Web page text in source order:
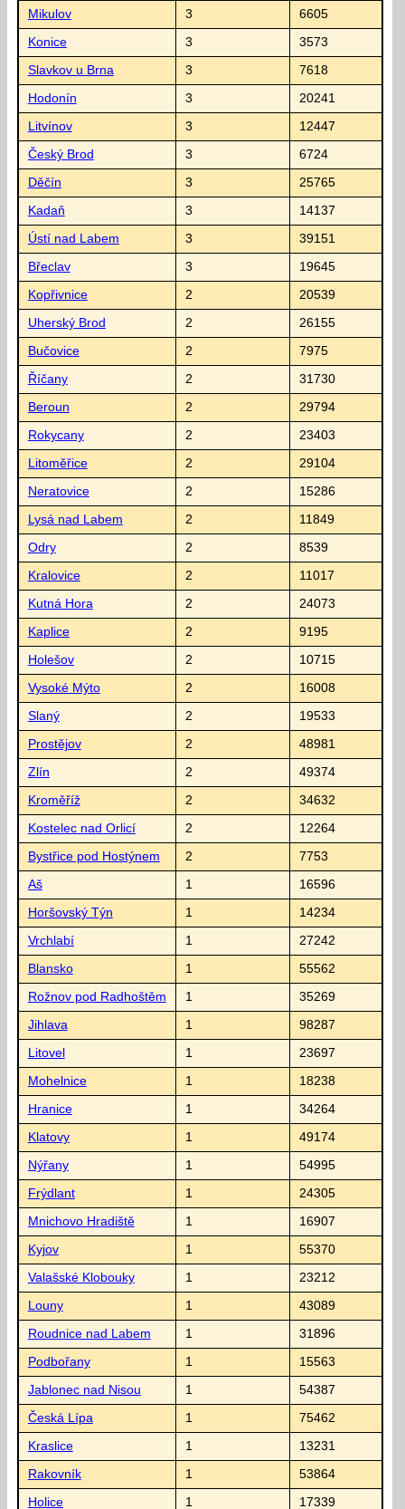
Mikulov 3 6605
Konice 3 3573
Slavkov u Brna 3 7618
Hodonín 3 20241
Litvínov 3 12447
Český Brod 3 6724
Děčín 3 25765
Kadaň 3 14137
Ústí nad Labem 3 39151
Břeclav 3 19645
Kopřivnice 2 20539
Uherský Brod 2 26155
Bučovice 2 7975
Říčany 2 31730
Beroun 2 29794
Rokycany 2 23403
Litoměřice 2 29104
Neratovice 2 15286
Lysá nad Labem 2 11849
Odry 2 8539
Kralovice 2 11017
Kutná Hora 2 24073
Kaplice 2 9195
Holešov 2 10715
Vysoké Mýto 2 16008
Slaný 2 19533
Prostějov 2 48981
Zlín 2 49374
Kroměříž 2 34632
Kostelec nad Orlicí 2 12264
Bystřice pod Hostýnem 2 7753
Aš 1 16596
Horšovský Týn 1 14234
Vrchlabí 1 27242
Blansko 1 55562
Rožnov pod Radhoštěm 1 35269
Jihlava 1 98287
Litovel 1 23697
Mohelnice 1 18238
Hranice 1 34264
Klatovy 1 49174
Nýřany 1 54995
Frýdlant 1 24305
Mnichovo Hradiště 1 16907
Kyjov 1 55370
Valašské Klobouky 1 23212
Louny 1 43089
Roudnice nad Labem 1 31896
Podbořany 1 15563
Jablonec nad Nisou 1 54387
Česká Lípa 1 75462
Kraslice 1 13231
Rakovník 1 53864
Holice 1 17339